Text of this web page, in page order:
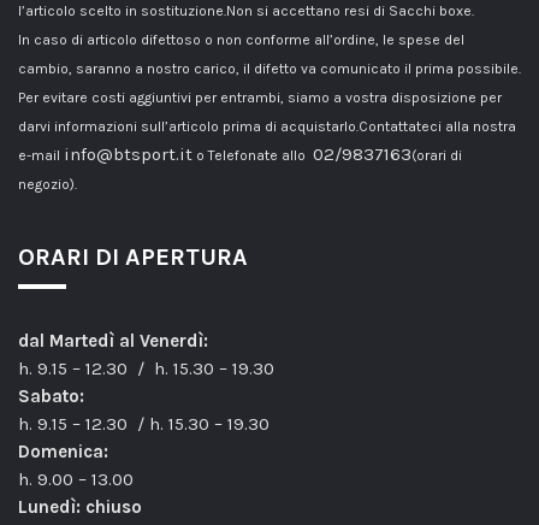
l’articolo scelto in sostituzione.Non si accettano resi di Sacchi boxe.
In caso di articolo difettoso o non conforme all’ordine, le spese del
cambio, saranno a nostro carico, il difetto va comunicato il prima possibile.
Per evitare costi aggiuntivi per entrambi, siamo a vostra disposizione per
darvi informazioni sull’articolo prima di acquistarlo.Contattateci alla nostra
e-mail info@btsport.it o Telefonate allo 02/9837163(orari di
negozio).
ORARI DI APERTURA
dal Martedì al Venerdì:
h. 9.15 – 12.30 / h. 15.30 – 19.30
Sabato:
h. 9.15 – 12.30 / h. 15.30 – 19.30
Domenica:
h. 9.00 – 13.00
Lunedì: chiuso